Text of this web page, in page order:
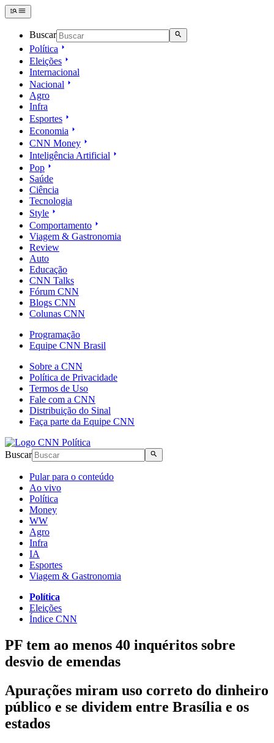
Buscar
Política
Eleições
Internacional
Nacional
Agro
Infra
Esportes
Economia
CNN Money
Inteligência Artificial
Pop
Saúde
Ciência
Tecnologia
Style
Comportamento
Viagem & Gastronomia
Review
Auto
Educação
CNN Talks
Fórum CNN
Blogs CNN
Colunas CNN
Programação
Equipe CNN Brasil
Sobre a CNN
Política de Privacidade
Termos de Uso
Fale com a CNN
Distribuição do Sinal
Faça parte da Equipe CNN
Buscar
Pular para o conteúdo
Ao vivo
Política
Money
WW
Agro
Infra
IA
Esportes
Viagem & Gastronomia
Política
Eleições
Índice CNN
PF tem ao menos 40 inquéritos sobre
desvio de emendas
Apurações miram uso correto do dinheiro
público e se dividem entre Brasília e os
estados